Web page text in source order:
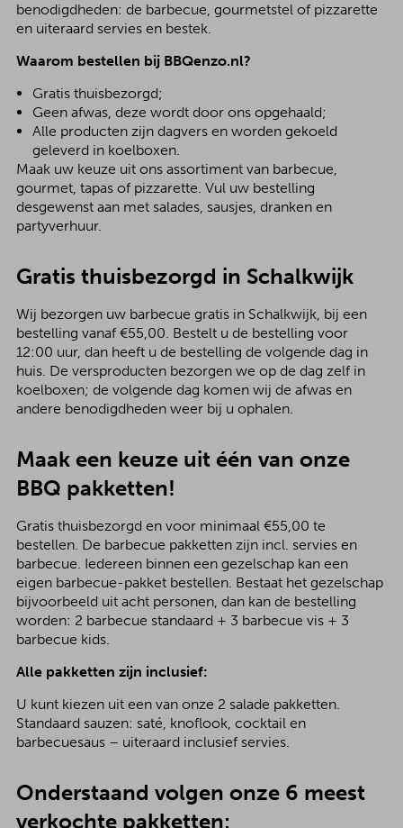
benodigdheden: de barbecue, gourmetstel of pizzarette
en uiteraard servies en bestek.
Waarom bestellen bij BBQenzo.nl?
Gratis thuisbezorgd;
Geen afwas, deze wordt door ons opgehaald;
Alle producten zijn dagvers en worden gekoeld
geleverd in koelboxen.
Maak uw keuze uit ons assortiment van barbecue,
gourmet, tapas of pizzarette. Vul uw bestelling
desgewenst aan met salades, sausjes, dranken en
partyverhuur.
Gratis thuisbezorgd in Schalkwijk
Wij bezorgen uw barbecue gratis in Schalkwijk, bij een
bestelling vanaf €55,00. Bestelt u de bestelling voor
12:00 uur, dan heeft u de bestelling de volgende dag in
huis. De versproducten bezorgen we op de dag zelf in
koelboxen; de volgende dag komen wij de afwas en
andere benodigdheden weer bij u ophalen.
Maak een keuze uit één van onze
BBQ pakketten!
Gratis thuisbezorgd en voor minimaal €55,00 te
bestellen. De barbecue pakketten zijn incl. servies en
barbecue. Iedereen binnen een gezelschap kan een
eigen barbecue-pakket bestellen. Bestaat het gezelschap
bijvoorbeeld uit acht personen, dan kan de bestelling
worden: 2 barbecue standaard + 3 barbecue vis + 3
barbecue kids.
Alle pakketten zijn inclusief:
U kunt kiezen uit een van onze 2 salade pakketten.
Standaard sauzen: saté, knoflook, cocktail en
barbecuesaus – uiteraard inclusief servies.
Onderstaand volgen onze 6 meest
verkochte pakketten: